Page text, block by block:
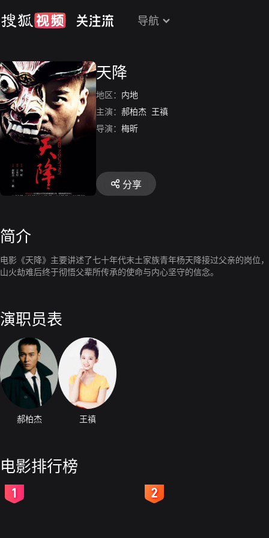
导航
天降
地区： 内地
主演： 郝柏杰
王禛
导演： 梅昕
分享
简介
电影《天降》主要讲述了七十年代末土家族青年杨天降接过父亲的岗位
山火劫难后终于彻悟父辈所传承的使命与内心坚守的信念。
演职员表
郝柏杰 王禛
电影排行榜